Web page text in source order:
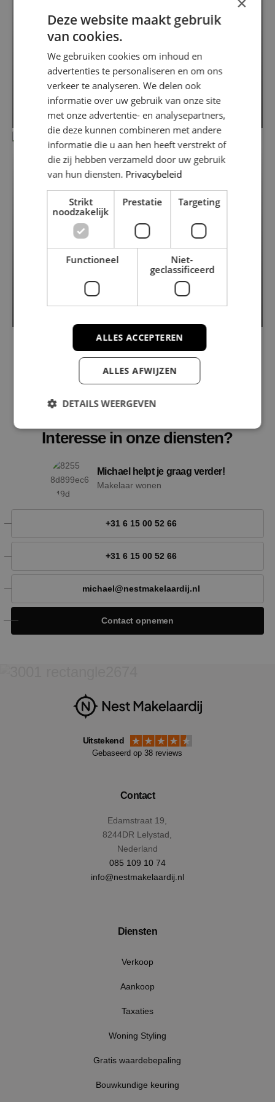
Mesdagstraat 34
1318 RW ALMERE
117 m / 202 m € 495.000
Slipsteek 13
Interesse in onze diensten?
Michael helpt je graag verder!
Makelaar wonen
+31 6 15 00 52 66
+31 6 15 00 52 66
michael@nestmakelaardij.nl
Contact opnemen
Uitstekend
Gebaseerd op 38 reviews
Contact
Edamstraat 19,
8244DR Lelystad,
Nederland
085 109 10 74
info@nestmakelaardij.nl
Diensten
Verkoop
Aankoop
Taxaties
Woning Styling
Gratis waardebepaling
Bouwkundige keuring
Deze website maakt gebruik
van cookies.
We gebruiken cookies om inhoud en
advertenties te personaliseren en om ons
verkeer te analyseren. We delen ook
informatie over uw gebruik van onze site
met onze advertentie- en analysepartners,
die deze kunnen combineren met andere
informatie die u aan hen heeft verstrekt of
die zij hebben verzameld door uw gebruik
van hun diensten. Privacybeleid
Strikt
noodzakelijk
Prestatie Targeting
Functioneel
Niet-
geclassificeerd
ALLES ACCEPTEREN
ALLES AFWIJZEN
DETAILS WEERGEVEN
Functioneel
Niet-geclassificeerd
Strikt noodzakelijke cookies maken de
website kan niet goed worden gebruikt zonder de
Aanbieder
PHPSESSID
PHP.net
VISITOR_PRIVACY_METADATA
YouTube
www.nestmakelaardij.nl
Google Privacy Policy